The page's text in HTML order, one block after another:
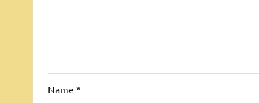
Name *